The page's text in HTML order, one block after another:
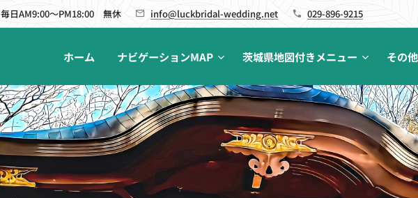
毎日AM9:00～PM18:00 無休 info@luckbridal-wedding.net 029-896-9215
ホーム ナビゲーションMAP 茨城県地図付きメニュー その他